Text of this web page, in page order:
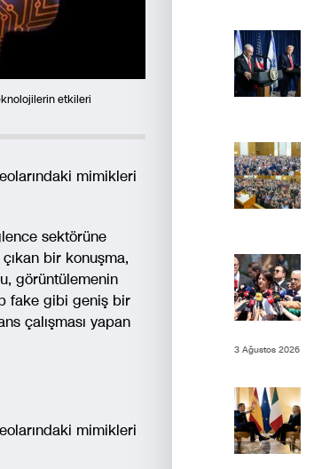
etkileri
mimikleri
sektörüne
bir konuşma,
görüntülemenin
fake gibi geniş bir
çalışması yapan
mimikleri
3 Ağustos 2026